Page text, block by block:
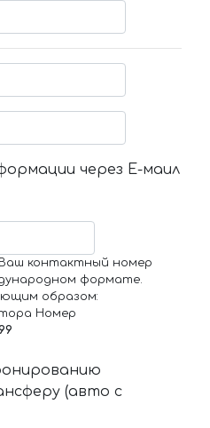
через Е-маил
контактный номер
формате.
образом:
Номер
(авто с